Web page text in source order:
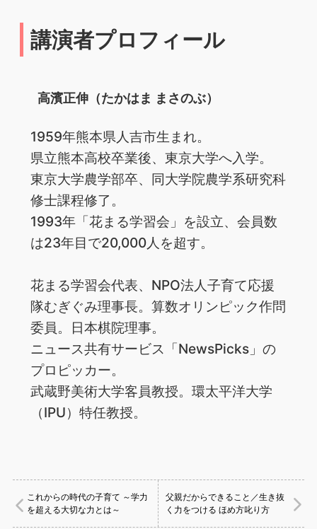
講演者プロフィール
高濱正伸（たかはま まさのぶ）
1959年熊本県人吉市生まれ。
県立熊本高校卒業後、東京大学へ入学。
東京大学農学部卒、同大学院農学系研究科
修士課程修了。
1993年「花まる学習会」を設立、会員数
は23年目で20,000人を超す。
花まる学習会代表、NPO法人子育て応援
隊むぎぐみ理事長。算数オリンピック作問
委員。日本棋院理事。
ニュース共有サービス「NewsPicks」の
プロピッカー。
武蔵野美術大学客員教授。環太平洋大学
（IPU）特任教授。
これからの時代の子育て ～学力
を超える大切な力とは～
父親だからできること／生き抜
く力をつける ほめ方叱り方